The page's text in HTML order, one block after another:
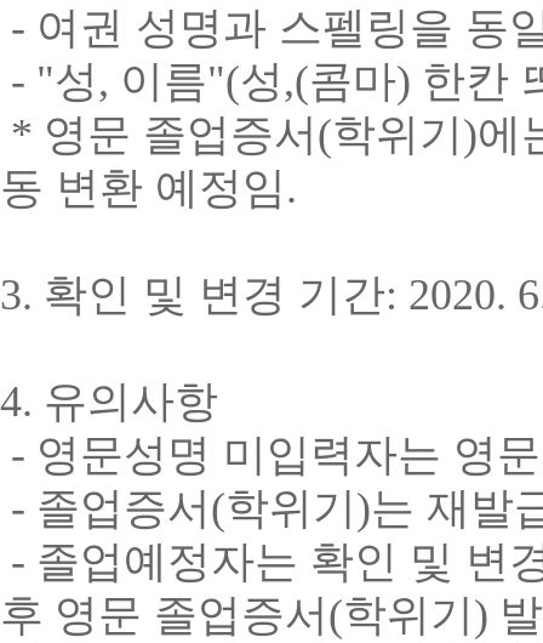
- 여권 성명과 스펠링을 동
- "성, 이름"(성,(콤마) 한칸
* 영문 졸업증서 (학위기 )에
동 변환 예정임.
3. 확인 및 변경 기간: 2020.
4. 유의사항
- 영문성명 미입력자는 영
- 졸업증서 (학위기 )는 재발
- 졸업예정자는 확인 및 변
후 영문 졸업증서 (학위기 )